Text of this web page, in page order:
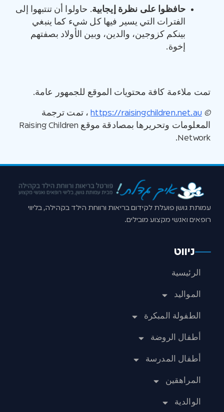
حافظوا على نظرة إيجابية. حاولوا أن تنتبهوا إلى
الفترات التي يسير فيها كل شيء كما ينبغي
بينكم كزوجين، والدين، وبين الأولاد بصفتهم
إخوة.
تمت ملاءمة كافة محتويات الموقع للجمهور عامة.
©
https://raisingchildren.net.au ، تمت ترجمة
المعلومات وتحريرها بمصادقة موقع Raising Children
Network.
עמותת גושן פועלת לקידום בריאות ורווחת הילד בקהילה, בליווי
רופאים ואנשי מקצוע מובילים.
ניווט
الرئيسية
المواليد
الطفولة المبكرة
أطفال الروضة
أطفال المدرسة
المراهقين
الوالدية